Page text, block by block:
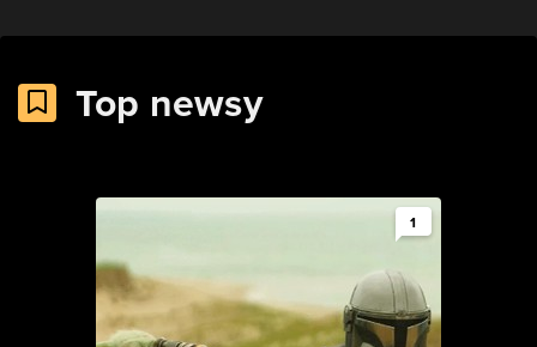
Top newsy
1